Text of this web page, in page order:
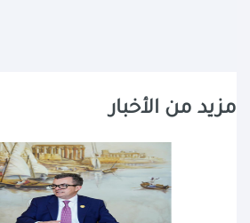
مزيد من الأخبار